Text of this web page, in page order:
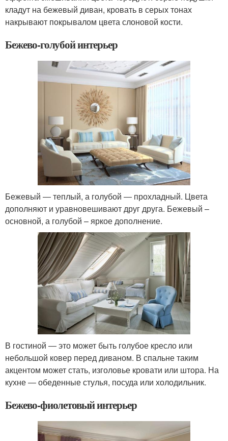
кладут на бежевый диван, кровать в серых тонах
накрывают покрывалом цвета слоновой кости.
Бежево-голубой интерьер
Бежевый ― теплый, а голубой ― прохладный. Цвета
дополняют и уравновешивают друг друга. Бежевый –
основной, а голубой – яркое дополнение.
В гостиной ― это может быть голубое кресло или
небольшой ковер перед диваном. В спальне таким
акцентом может стать, изголовье кровати или штора. На
кухне ― обеденные стулья, посуда или холодильник.
Бежево-фиолетовый интерьер